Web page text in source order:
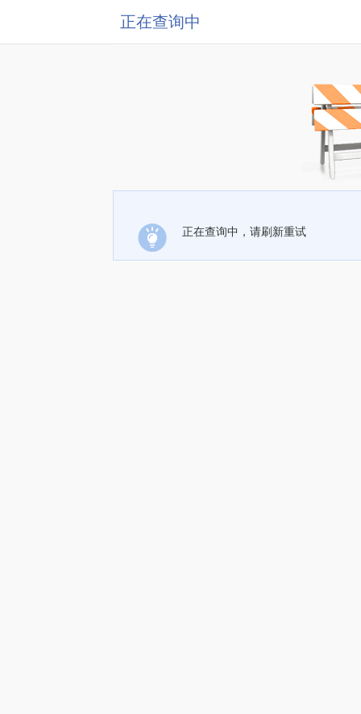
正在查询中
正在查询中，请刷新重试